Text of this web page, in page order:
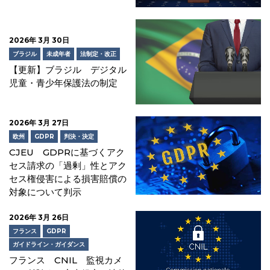
2026年 3月 30日
ブラジル 未成年者 法制定・改正
【更新】ブラジル デジタル
児童・青少年保護法の制定
2026年 3月 27日
欧州 GDPR 判決・決定
CJEU GDPRに基づくアク
セス請求の「過剰」性とアク
セス権侵害による損害賠償の
対象について判示
2026年 3月 26日
フランス
GDPR
ガイドライン・ガイダンス
フランス CNIL 監視カメ